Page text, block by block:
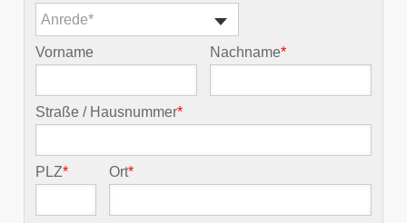
Anrede*
Vorname Nachname*
Straße / Hausnummer*
PLZ* Ort*